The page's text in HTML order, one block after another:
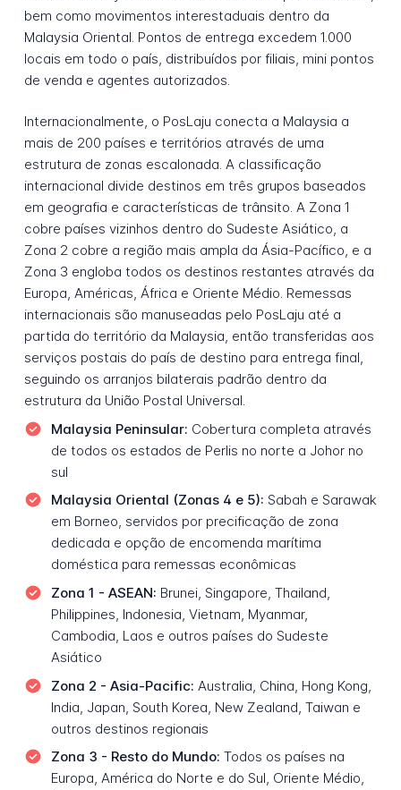
bem como movimentos interestaduais dentro da
Malaysia Oriental. Pontos de entrega excedem 1.000
locais em todo o país, distribuídos por filiais, mini pontos
de venda e agentes autorizados.
Internacionalmente, o PosLaju conecta a Malaysia a
mais de 200 países e territórios através de uma
estrutura de zonas escalonada. A classificação
internacional divide destinos em três grupos baseados
em geografia e características de trânsito. A Zona 1
cobre países vizinhos dentro do Sudeste Asiático, a
Zona 2 cobre a região mais ampla da Ásia-Pacífico, e a
Zona 3 engloba todos os destinos restantes através da
Europa, Américas, África e Oriente Médio. Remessas
internacionais são manuseadas pelo PosLaju até a
partida do território da Malaysia, então transferidas aos
serviços postais do país de destino para entrega final,
seguindo os arranjos bilaterais padrão dentro da
estrutura da União Postal Universal.
Malaysia Peninsular: Cobertura completa através
de todos os estados de Perlis no norte a Johor no
sul
Malaysia Oriental (Zonas 4 e 5): Sabah e Sarawak
em Borneo, servidos por precificação de zona
dedicada e opção de encomenda marítima
doméstica para remessas econômicas
Zona 1 - ASEAN: Brunei, Singapore, Thailand,
Philippines, Indonesia, Vietnam, Myanmar,
Cambodia, Laos e outros países do Sudeste
Asiático
Zona 2 - Asia-Pacific: Australia, China, Hong Kong,
India, Japan, South Korea, New Zealand, Taiwan e
outros destinos regionais
Zona 3 - Resto do Mundo: Todos os países na
Europa, América do Norte e do Sul, Oriente Médio,